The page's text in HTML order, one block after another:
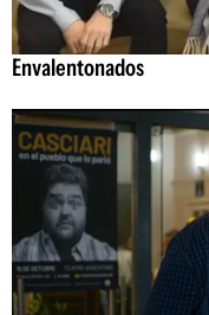
Envalentonados